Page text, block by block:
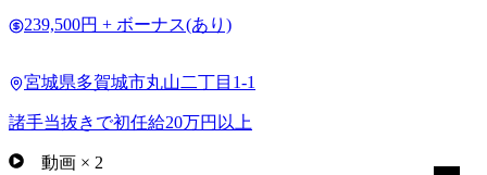
239,500円 + ボーナス(あり)
宮城県多賀城市丸山二丁目1-1
諸手当抜きで初任給20万円以上
動画 × 2